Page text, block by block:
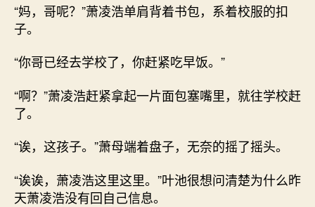
“妈，哥呢？”萧凌浩单肩背着书包，系着校服的扣
子。
“你哥已经去学校了，你赶紧吃早饭。”
“啊？”萧凌浩赶紧拿起一片面包塞嘴里，就往学校赶
了。
“诶，这孩子。”萧母端着盘子，无奈的摇了摇头。
“诶诶，萧凌浩这里这里。”叶池很想问清楚为什么昨
天萧凌浩没有回自己信息。